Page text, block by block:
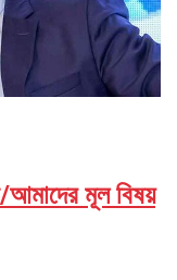
আমাদের মূল বিষয়